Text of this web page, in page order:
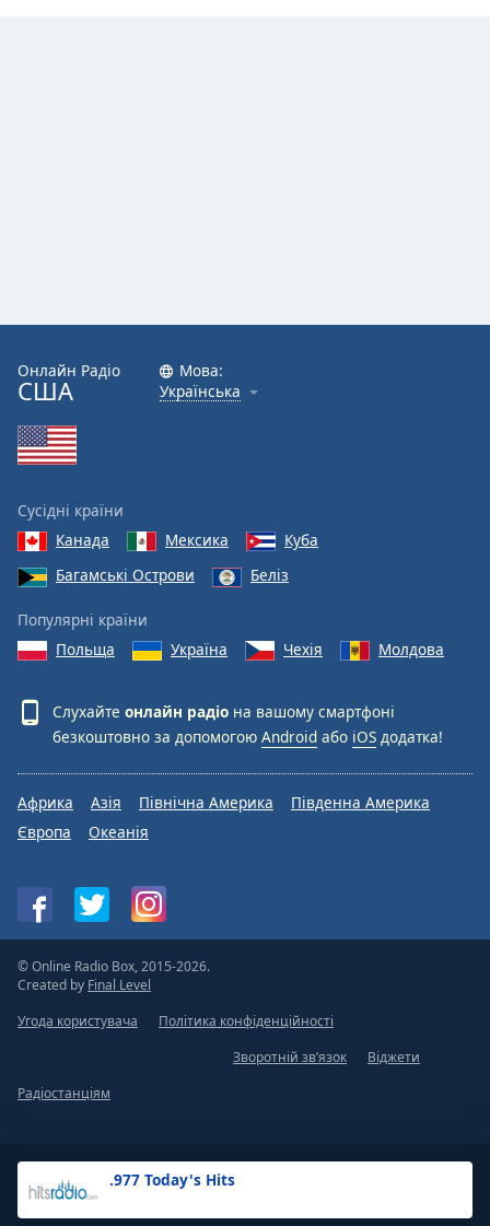
.977 Today's Hits
Онлайн Радіо
США
Мова:
Українська
Сусідні країни
Канада
Мексика
Куба
Багамські Острови
Беліз
Популярні країни
Польща
Україна Чехія Молдова
Слухайте онлайн радіо на вашому смартфоні
безкоштовно за допомогою Android або iOS додатка!
Африка Азія Північна Америка
Південна Америка
Європа
Океанія
© Online Radio Box, 2015-2026.
Created by Final Level
Угода користувача
Політика конфіденційності
Зворотній зв’язок
Віджети
Радіостанціям